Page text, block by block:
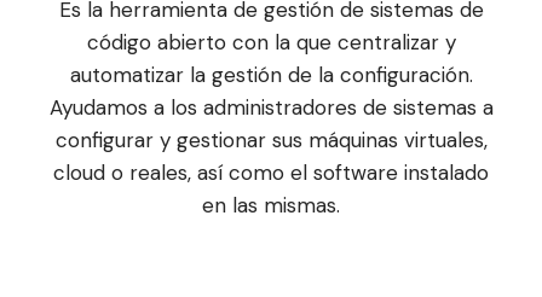
Es la herramienta de gestión de sistemas de
código abierto con la que centralizar y
automatizar la gestión de la configuración.
Ayudamos a los administradores de sistemas a
configurar y gestionar sus máquinas virtuales,
cloud o reales, así como el software instalado
en las mismas.